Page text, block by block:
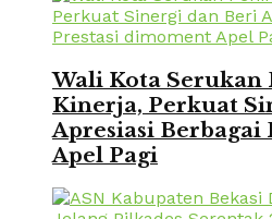
Wali Kota Serukan
Kinerja, Perkuat
Apresiasi
Apel Pagi